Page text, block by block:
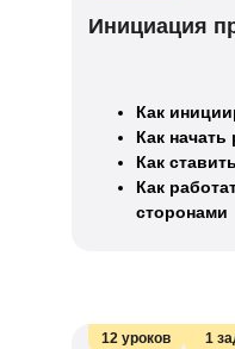
Инициация
Как
Как начать
Как
Как
сторонами
12 уроков 1